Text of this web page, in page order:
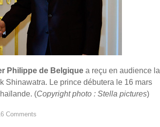
Philippe de Belgique a reçu en audience la
Shinawatra. Le prince débutera le 16 mars
(Copyright photo : Stella pictures)
Comments